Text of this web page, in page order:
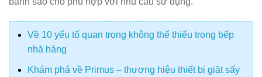
Về 10 yếu tố quan trọng không thể thiếu trong bếp
nhà hàng
Khám phá về Primus – thương hiệu thiết bị giặt sấy